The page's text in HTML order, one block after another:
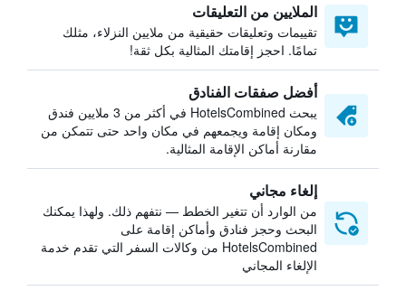
الملايين من التعليقات
تقييمات وتعليقات حقيقية من ملايين النزلاء، مثلك
تمامًا. احجز إقامتك المثالية بكل ثقة!
أفضل صفقات الفنادق
يبحث HotelsCombined في أكثر من 3 ملايين فندق
ومكان إقامة ويجمعهم في مكان واحد حتى تتمكن من
مقارنة أماكن الإقامة المثالية.
إلغاء مجاني
من الوارد أن تتغير الخطط — نتفهم ذلك. ولهذا يمكنك
البحث وحجز فنادق وأماكن إقامة على
HotelsCombined من وكالات السفر التي تقدم خدمة
الإلغاء المجاني